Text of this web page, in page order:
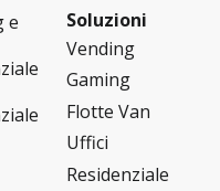
e
Soluzioni
Vending
Gaming
Flotte Van
Uffici
Residenziale